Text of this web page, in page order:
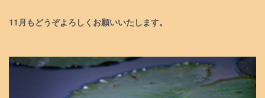
11月もどうぞよろしくお願いいたします。